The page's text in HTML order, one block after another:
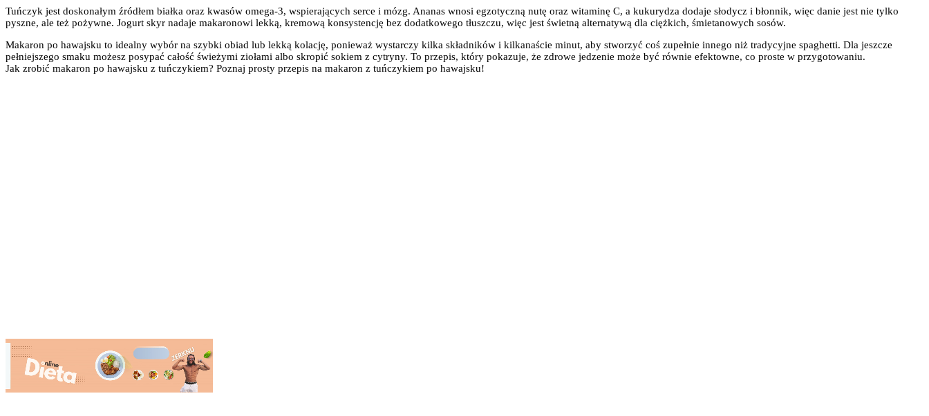
Tuńczyk jest doskonałym źródłem białka oraz kwasów omega-3, wspierających serce i mózg. Ananas wnosi egzotyczną nutę oraz witaminę C, a kukurydza dodaje słodycz i błonnik, więc danie jest nie tylko
pyszne, ale też pożywne. Jogurt skyr nadaje makaronowi lekką, kremową konsystencję bez dodatkowego tłuszczu, więc jest świetną alternatywą dla ciężkich, śmietanowych sosów.
Makaron po hawajsku to idealny wybór na szybki obiad lub lekką kolację, ponieważ wystarczy kilka składników i kilkanaście minut, aby stworzyć coś zupełnie innego niż tradycyjne spaghetti. Dla jeszcze
pełniejszego smaku możesz posypać całość świeżymi ziołami albo skropić sokiem z cytryny. To przepis, który pokazuje, że zdrowe jedzenie może być równie efektowne, co proste w przygotowaniu.
Jak zrobić makaron po hawajsku z tuńczykiem? Poznaj prosty przepis na makaron z tuńczykiem po hawajsku!